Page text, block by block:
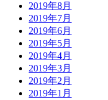
2019年8月
2019年7月
2019年6月
2019年5月
2019年4月
2019年3月
2019年2月
2019年1月